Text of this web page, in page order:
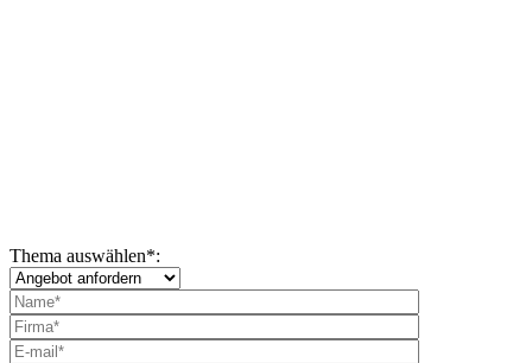
Thema auswählen*: